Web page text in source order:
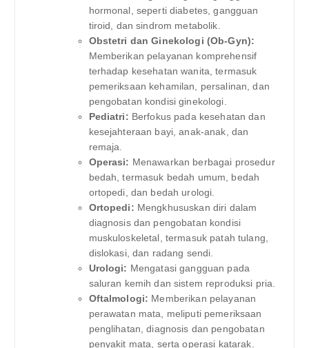
hormonal, seperti diabetes, gangguan
tiroid, dan sindrom metabolik.
Obstetri dan Ginekologi (Ob-Gyn):
Memberikan pelayanan komprehensif
terhadap kesehatan wanita, termasuk
pemeriksaan kehamilan, persalinan, dan
pengobatan kondisi ginekologi.
Pediatri: Berfokus pada kesehatan dan
kesejahteraan bayi, anak-anak, dan
remaja.
Operasi: Menawarkan berbagai prosedur
bedah, termasuk bedah umum, bedah
ortopedi, dan bedah urologi.
Ortopedi: Mengkhususkan diri dalam
diagnosis dan pengobatan kondisi
muskuloskeletal, termasuk patah tulang,
dislokasi, dan radang sendi.
Urologi: Mengatasi gangguan pada
saluran kemih dan sistem reproduksi pria.
Oftalmologi: Memberikan pelayanan
perawatan mata, meliputi pemeriksaan
penglihatan, diagnosis dan pengobatan
penyakit mata, serta operasi katarak.